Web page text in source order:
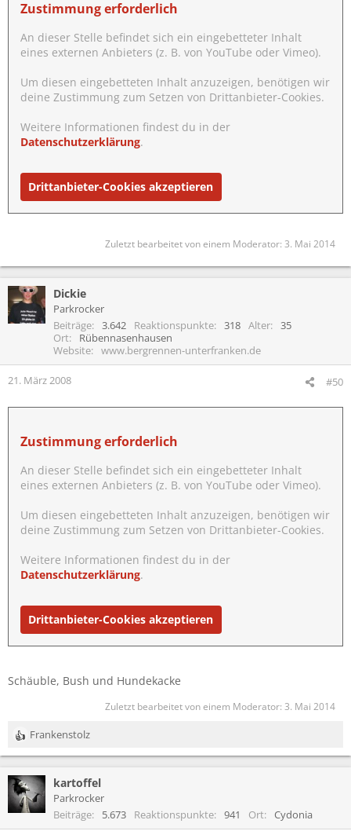
Zustimmung erforderlich
An dieser Stelle befindet sich ein eingebetteter Inhalt
eines externen Anbieters (z. B. von YouTube oder Vimeo).
Um diesen eingebetteten Inhalt anzuzeigen, benötigen wir
deine Zustimmung zum Setzen von Drittanbieter-Cookies.
Weitere Informationen findest du in der
Datenschutzerklärung.
Drittanbieter-Cookies akzeptieren
Zuletzt bearbeitet von einem Moderator: 3. Mai 2014
Dickie
Parkrocker
Beiträge
3.642 Reaktionspunkte 318 Alter
35
Ort
Rübennasenhausen
Website
www.bergrennen-unterfranken.de
21. März 2008 #50
Zustimmung erforderlich
An dieser Stelle befindet sich ein eingebetteter Inhalt
eines externen Anbieters (z. B. von YouTube oder Vimeo).
Um diesen eingebetteten Inhalt anzuzeigen, benötigen wir
deine Zustimmung zum Setzen von Drittanbieter-Cookies.
Weitere Informationen findest du in der
Datenschutzerklärung.
Drittanbieter-Cookies akzeptieren
Schäuble, Bush und Hundekacke
Zuletzt bearbeitet von einem Moderator: 3. Mai 2014
R
e
k
t
i
Frankenstolz
kartoffel
Parkrocker
Beiträge
5.673 Reaktionspunkte 941 Ort Cydonia